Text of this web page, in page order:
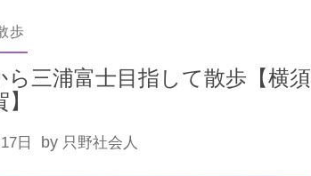
歩
ら三浦富士目指して散歩【横須
】
日 by 只野社会人